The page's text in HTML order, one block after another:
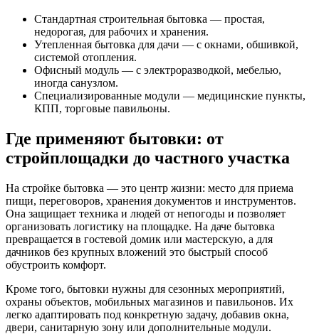
Стандартная строительная бытовка — простая,
недорогая, для рабочих и хранения.
Утепленная бытовка для дачи — с окнами, обшивкой,
системой отопления.
Офисный модуль — с электроразводкой, мебелью,
иногда санузлом.
Специализированные модули — медицинские пункты,
КПП, торговые павильоны.
Где применяют бытовки: от
стройплощадки до частного участка
На стройке бытовка — это центр жизни: место для приема
пищи, переговоров, хранения документов и инструментов.
Она защищает техника и людей от непогоды и позволяет
организовать логистику на площадке. На даче бытовка
превращается в гостевой домик или мастерскую, а для
дачников без крупных вложений это быстрый способ
обустроить комфорт.
Кроме того, бытовки нужны для сезонных мероприятий,
охраны объектов, мобильных магазинов и павильонов. Их
легко адаптировать под конкретную задачу, добавив окна,
двери, санитарную зону или дополнительные модули.